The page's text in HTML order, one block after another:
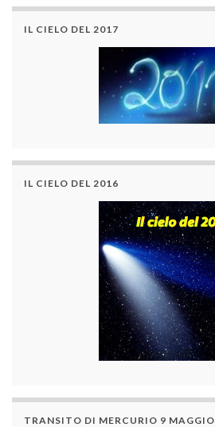
IL CIELO DEL 2017
IL CIELO DEL 2016
TRANSITO DI MERCURIO 9